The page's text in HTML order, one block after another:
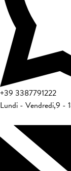
+39 3387791222
Lundi - Vendredi,9 -